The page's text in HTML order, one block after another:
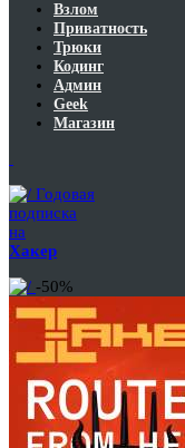
Взлом
Приватность
Трюки
Кодинг
Админ
Geek
Магазин
Годовая
подписка
на
Хакер
-50%